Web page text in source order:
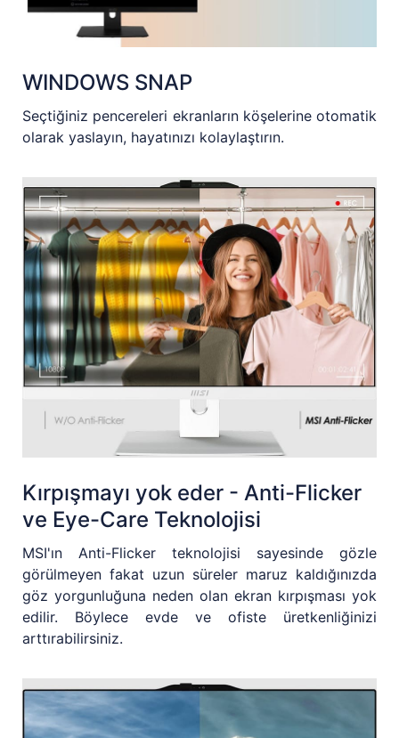
WINDOWS SNAP
Seçtiğiniz pencereleri ekranların köşelerine otomatik
olarak yaslayın, hayatınızı kolaylaştırın.
Kırpışmayı yok eder - Anti-Flicker
ve Eye-Care Teknolojisi
MSI'ın Anti-Flicker teknolojisi sayesinde gözle
görülmeyen fakat uzun süreler maruz kaldığınızda
göz yorgunluğuna neden olan ekran kırpışması yok
edilir. Böylece evde ve ofiste üretkenliğinizi
arttırabilirsiniz.